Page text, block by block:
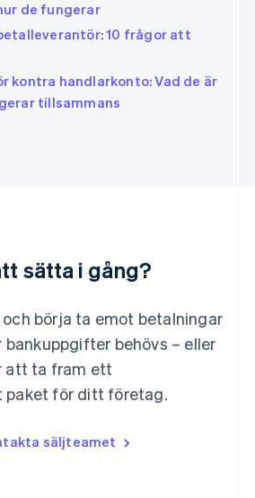
de fungerar
10 frågor att
kontra handlarkonto: Vad de är
tillsammans
sätta i gång?
börja ta emot betalningar
bankuppgifter behövs – eller
att ta fram ett
paket för ditt företag.
säljteamet